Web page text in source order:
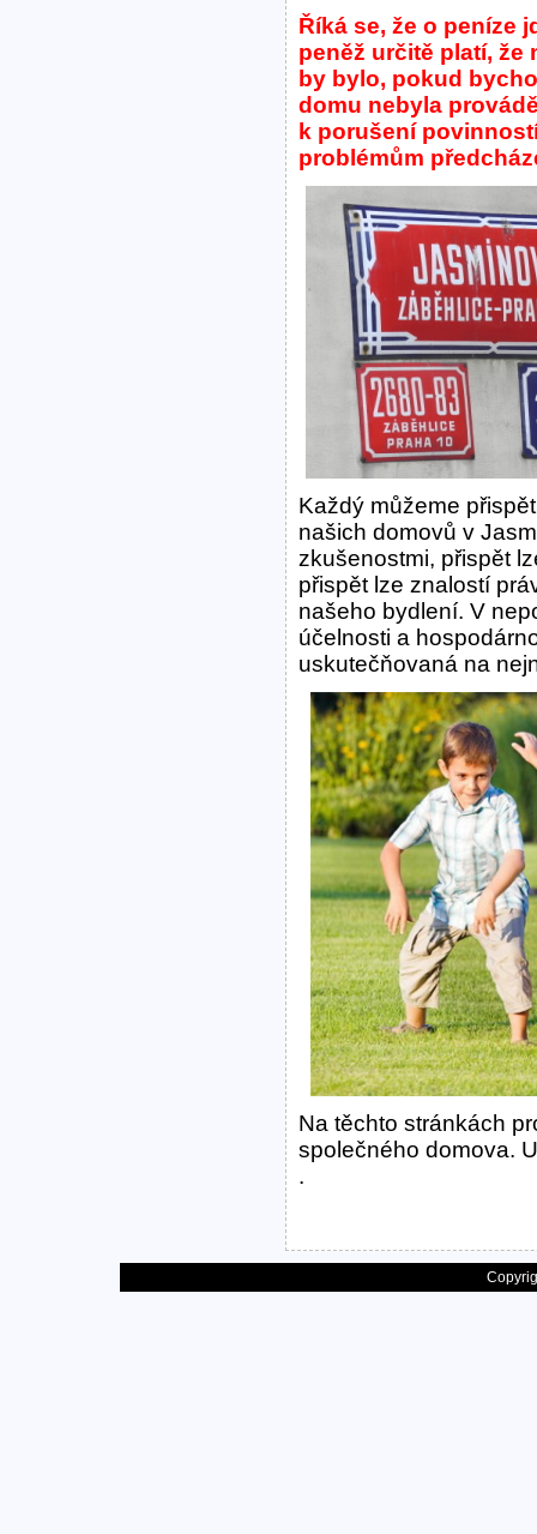
Říká se, že o peníze
peněž určitě platí,
by bylo, pokud
domu nebyla
k porušení
problémům
Každý můžeme
našich domovů v
zkušenostmi, přispět
přispět lze znalostí
našeho bydlení. V
účelnosti a
uskutečňovaná na
Na těchto stránkách
společného domova.
.